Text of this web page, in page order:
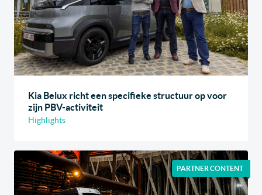
Kia Belux richt een specifieke structuur op voor
zijn PBV-activiteit
Highlights
PARTNER CONTENT